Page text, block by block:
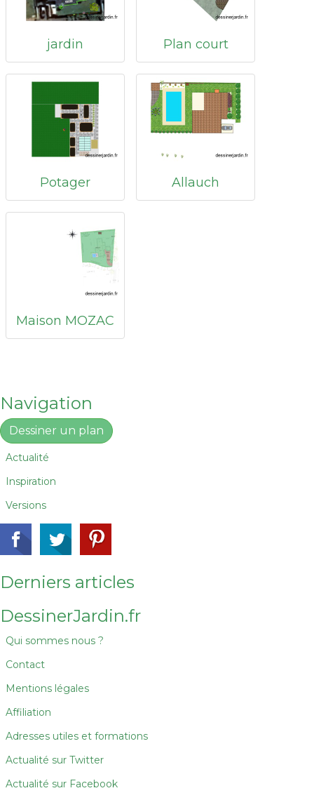
jardin Plan court
Potager Allauch
Maison MOZAC
Navigation
Dessiner un plan
Actualité
Inspiration
Versions
Derniers articles
DessinerJardin.fr
Qui sommes nous ?
Contact
Mentions légales
Affiliation
Adresses utiles et formations
Actualité sur Twitter
Actualité sur Facebook